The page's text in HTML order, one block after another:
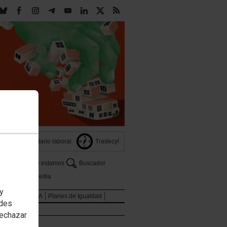
Calendario laboral Tradecyl
Dónde estamos
Buscador
Multimedia
LGTBIQA
Planes de Igualdad